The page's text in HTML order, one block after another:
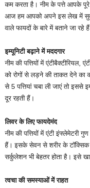
कम करता है। नीम के पत्ते आपके
आज हम आपको अपने इस लेख में
वाले फायदों के बारे में बताने जा रहे
इम्यूनिटी बढ़ाने में मददगार
नीम की पत्तियों में
को रोगों से लड़ने की ताकत देने का
से 5 पत्तियां चबा ली जाएं तो इससे
दूर रहती हैं।
ल‍िवर के ल‍िए फायदेमंद
नीम की पत्तियों में एंटी इंफ्लेमेटरी
हैं। इसके सेवन से शरीर के टॉक्सिक
सर्कुलेशन भी बेहतर होता है। इसे
त्वचा की समस्याओं में राहत